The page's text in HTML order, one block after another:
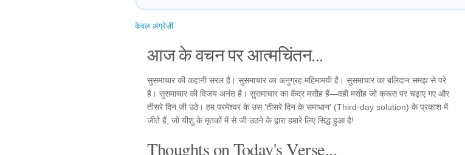
केवल अंग्रेज़ी
आज के वचन पर आत्मचिंतन...
सुसमाचार की कहानी सरल है। सुसमाचार का अनुग्रह महिमामयी है। सुसमाचार का बलिदान समझ से परे
है। सुसमाचार की विजय अनंत है। सुसमाचार का केंद्र मसीह हैं—वही मसीह जो क्रूस पर चढ़ाए गए और
तीसरे दिन जी उठे। हम परमेश्वर के उस 'तीसरे दिन के समाधान' (Third-day solution) के प्रकाश में
जीते हैं, जो यीशु के मृतकों में से जी उठने के द्वारा हमारे लिए सिद्ध हुआ है!
Thoughts on Today's Verse...